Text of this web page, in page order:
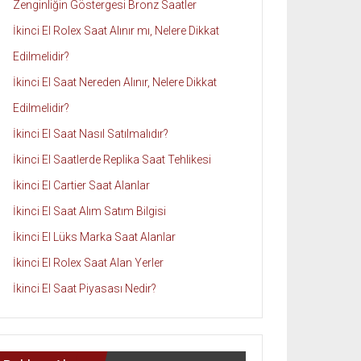
Zenginliğin Göstergesi Bronz Saatler
İkinci El Rolex Saat Alınır mı, Nelere Dikkat
Edilmelidir?
İkinci El Saat Nereden Alınır, Nelere Dikkat
Edilmelidir?
İkinci El Saat Nasıl Satılmalıdır?
İkinci El Saatlerde Replika Saat Tehlikesi
İkinci El Cartier Saat Alanlar
İkinci El Saat Alım Satım Bilgisi
İkinci El Lüks Marka Saat Alanlar
İkinci El Rolex Saat Alan Yerler
İkinci El Saat Piyasası Nedir?